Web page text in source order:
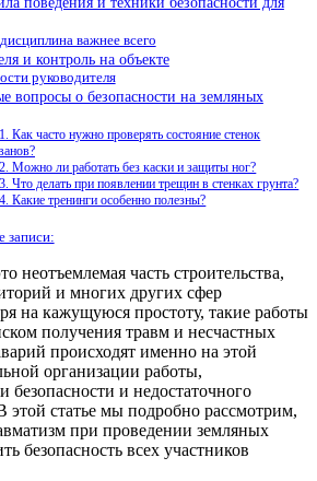
важнее всего
и контроль на объекте
руководителя
вопросы о безопасности на земляных
1. Как часто нужно проверять состояние стенок
2. Можно ли работать без каски и защиты ног?
3. Что делать при появлении трещин в стенках грунта?
4. Какие тренинги особенно полезны?
записи:
неотъемлемая часть строительства,
и многих других сфер
на кажущуюся простоту, такие работы
получения травм и несчастных
происходят именно на этой
организации работы,
безопасности и недостаточного
этой статье мы подробно рассмотрим,
при проведении земляных
безопасность всех участников